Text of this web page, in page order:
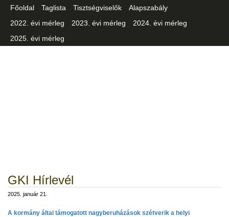
Főoldal Taglista Tisztségviselők
Alapszabály
2022. évi mérleg
2023. évi mérleg
2024. évi mérleg
2025. évi mérleg
GKI Hírlevél
2025. január 21.
A kormány által támogatott nagyberuházások szétverik a helyi